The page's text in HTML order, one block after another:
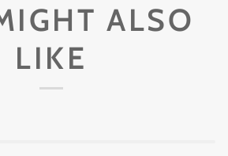
ALSO
LIKE